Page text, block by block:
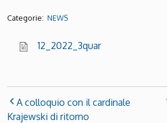
Categorie: NEWS
12_2022_3quar
A colloquio con il cardinale
Krajewski di ritorno